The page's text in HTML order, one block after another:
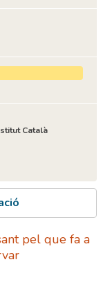
Català
pel que fa a